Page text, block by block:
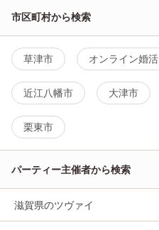
市区町村から検索
草津市 オンライン婚活
近江八幡市 大津市
栗東市
パーティー主催者から検索
滋賀県のツヴァイ